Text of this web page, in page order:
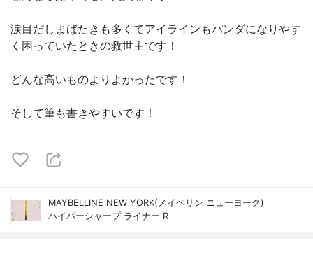
涙目だしまばたきも多くてアイラインもパンダになりやす
く困っていたときの救世主です！
どんな高いものよりよかったです！
そして筆も書きやすいです！
MAYBELLINE NEW YORK(メイベリン ニューヨーク)
ハイパーシャープ ライナー R